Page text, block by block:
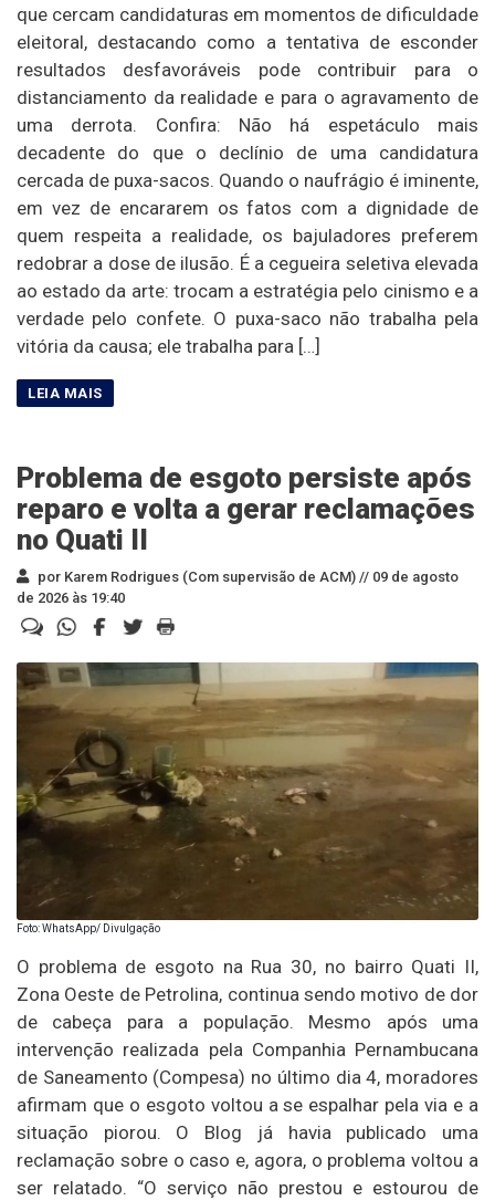
que cercam candidaturas em momentos de dificuldade
eleitoral, destacando como a tentativa de esconder
resultados desfavoráveis pode contribuir para o
distanciamento da realidade e para o agravamento de
uma derrota. Confira: Não há espetáculo mais
decadente do que o declínio de uma candidatura
cercada de puxa-sacos. Quando o naufrágio é iminente,
em vez de encararem os fatos com a dignidade de
quem respeita a realidade, os bajuladores preferem
redobrar a dose de ilusão. É a cegueira seletiva elevada
ao estado da arte: trocam a estratégia pelo cinismo e a
verdade pelo confete. O puxa-saco não trabalha pela
vitória da causa; ele trabalha para […]
Problema de esgoto persiste após
reparo e volta a gerar reclamações
no Quati II
por Karem Rodrigues (Com supervisão de ACM) // 09 de agosto
de 2026 às 19:40
Foto: WhatsApp/ Divulgação
O problema de esgoto na Rua 30, no bairro Quati II,
Zona Oeste de Petrolina, continua sendo motivo de dor
de cabeça para a população. Mesmo após uma
intervenção realizada pela Companhia Pernambucana
de Saneamento (Compesa) no último dia 4, moradores
afirmam que o esgoto voltou a se espalhar pela via e a
situação piorou. O Blog já havia publicado uma
reclamação sobre o caso e, agora, o problema voltou a
ser relatado. “O serviço não prestou e estourou de